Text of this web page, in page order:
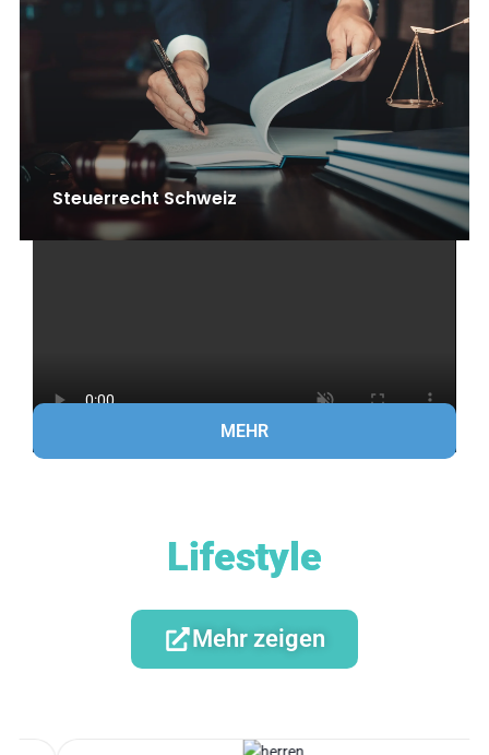
Steuerrecht Schweiz
MEHR
Lifestyle
Mehr zeigen